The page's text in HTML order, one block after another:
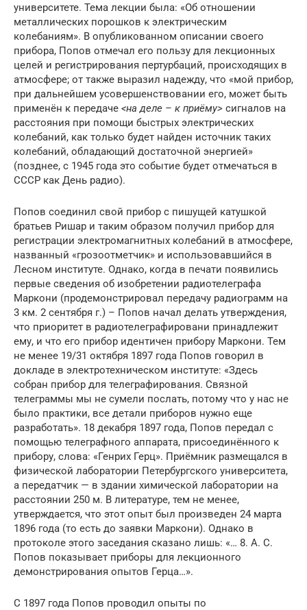
университете. Тема лекции была: «Об отношении
металлических порошков к электрическим
колебаниям». В опубликованном описании своего
прибора, Попов отмечал его пользу для лекционных
целей и регистрирования пертурбаций, происходящих в
атмосфере; от также выразил надежду, что «мой прибор,
при дальнейшем усовершенствовании его, может быть
применён к передаче <на деле – к приёму> сигналов на
расстояния при помощи быстрых электрических
колебаний, как только будет найден источник таких
колебаний, обладающий достаточной энергией»
(позднее, с 1945 года это событие будет отмечаться в
СССР как День радио).
Попов соединил свой прибор с пишущей катушкой
братьев Ришар и таким образом получил прибор для
регистрации электромагнитных колебаний в атмосфере,
названный «грозоотметчик» и использовавшийся в
Лесном институте. Однако, когда в печати появились
первые сведения об изобретении радиотелеграфа
Маркони (продемонстрировал передачу радиограмм на
3 км. 2 сентября г.) – Попов начал делать утверждения,
что приоритет в радиотелеграфировани принадлежит
ему, и что его прибор идентичен прибору Маркони. Тем
не менее 19/31 октября 1897 года Попов говорил в
докладе в электротехническом институте: «Здесь
собран прибор для телеграфирования. Связной
телеграммы мы не сумели послать, потому что у нас не
было практики, все детали приборов нужно еще
разработать». 18 декабря 1897 года, Попов передал с
помощью телеграфного аппарата, присоединённого к
прибору, слова: «Генрих Герц». Приёмник размещался в
физической лаборатории Петербургского университета,
а передатчик — в здании химической лаборатории на
расстоянии 250 м. В литературе, тем не менее,
утверждается, что этот опыт был произведен 24 марта
1896 года (то есть до заявки Маркони). Однако в
протоколе этого заседания сказано лишь: «… 8. А. С.
Попов показывает приборы для лекционного
демонстрирования опытов Герца…».
С 1897 года Попов проводил опыты по